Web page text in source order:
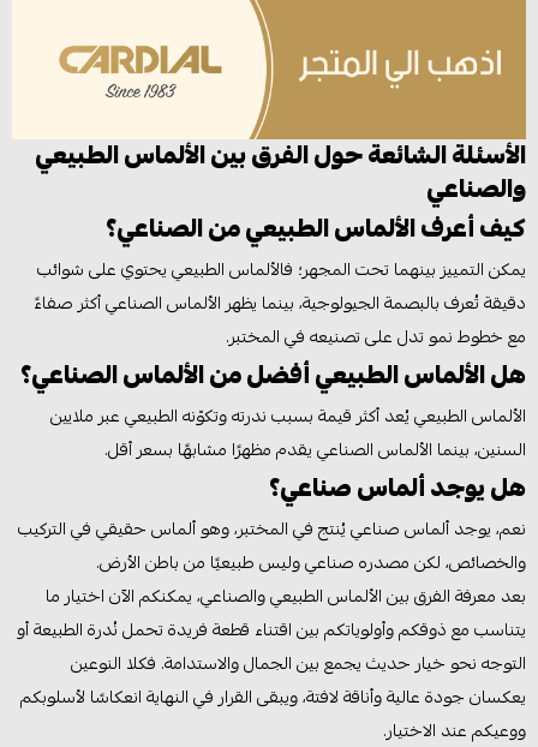
الأسئلة الشائعة حول الفرق بين الألماس الطبيعي
والصناعي
كيف أعرف الألماس الطبيعي من الصناعي؟
يمكن التمييز بينهما تحت المجهر؛ فالألماس الطبيعي يحتوي على شوائب
دقيقة تُعرف بالبصمة الجيولوجية، بينما يظهر الألماس الصناعي أكثر صفاءً
مع خطوط نمو تدل على تصنيعه في المختبر.
هل الألماس الطبيعي أفضل من الألماس الصناعي؟
الألماس الطبيعي يُعد أكثر قيمة بسبب ندرته وتكوّنه الطبيعي عبر ملايين
السنين، بينما الألماس الصناعي يقدم مظهرًا مشابهًا بسعر أقل.
هل يوجد ألماس صناعي؟
نعم، يوجد ألماس صناعي يُنتج في المختبر، وهو ألماس حقيقي في التركيب
والخصائص، لكن مصدره صناعي وليس طبيعيًا من باطن الأرض.
بعد معرفة الفرق بين الألماس الطبيعي والصناعي، يمكنكم الآن اختيار ما
يتناسب مع ذوقكم وأولوياتكم بين اقتناء قطعة فريدة تحمل نُدرة الطبيعة أو
التوجه نحو خيار حديث يجمع بين الجمال والاستدامة. فكلا النوعين
يعكسان جودة عالية وأناقة لافتة، ويبقى القرار في النهاية انعكاسًا لأسلوبكم
ووعيكم عند الاختيار.